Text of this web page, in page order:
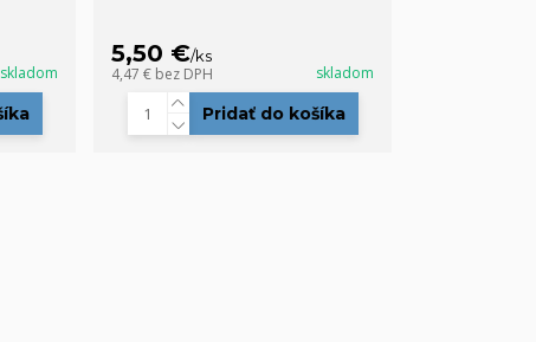
skladom
5,50 €/ks
4,47 € bez DPH skladom
Pridať do košíka